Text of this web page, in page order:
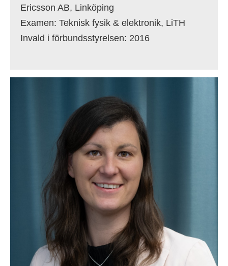
Ericsson AB, Linköping
Examen: Teknisk fysik & elektronik, LiTH
Invald i förbundsstyrelsen: 2016